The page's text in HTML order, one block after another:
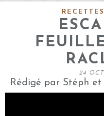
24
Rédigé par Stéph